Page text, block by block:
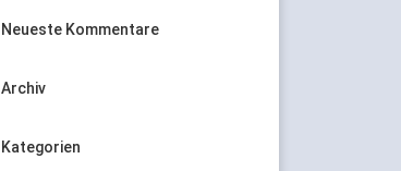
Neueste Kommentare
Archiv
Kategorien